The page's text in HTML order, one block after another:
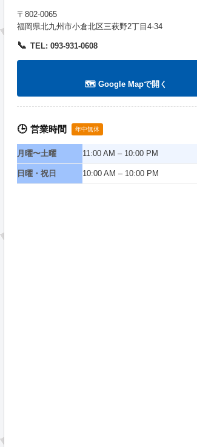
〒802-0065
福岡県北九州市小倉北区三萩野2丁目4-34
📞 TEL: 093-931-0608
🗺️ Google Mapで開く
🕒 営業時間 年中無休
月曜〜土曜 11:00 AM – 10:00 PM
日曜・祝日 10:00 AM – 10:00 PM